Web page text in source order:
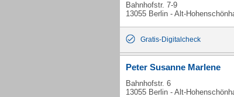
Bahnhofstr. 7-9
13055 Berlin - Alt-
Gratis-Digitalcheck
Peter Susanne Marlene
Bahnhofstr. 6
13055 Berlin - Alt-